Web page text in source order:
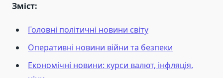
Зміст:
Головні політичні новини світу
Оперативні новини війни та безпеки
Економічні новини: курси валют, інфляція,